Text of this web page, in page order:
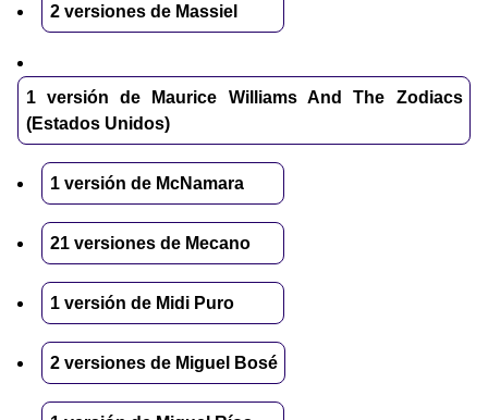
2 versiones de Massiel
1 versión de Maurice Williams And The Zodiacs
(Estados Unidos)
1 versión de McNamara
21 versiones de Mecano
1 versión de Midi Puro
2 versiones de Miguel Bosé